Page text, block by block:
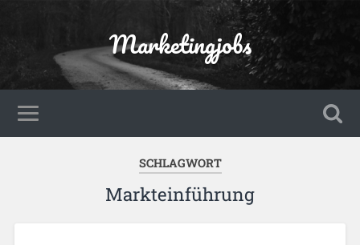
Marketingjobs
SCHLAGWORT
Markteinführung